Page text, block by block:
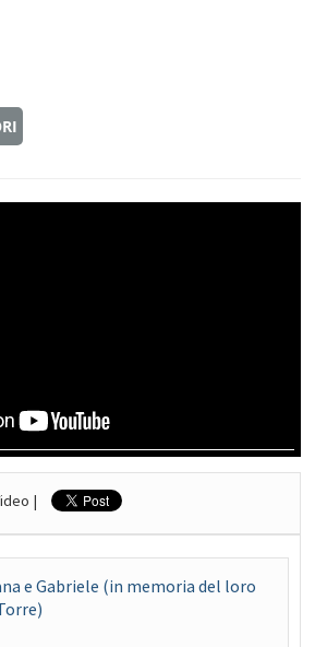
|
e Gabriele (in memoria del loro